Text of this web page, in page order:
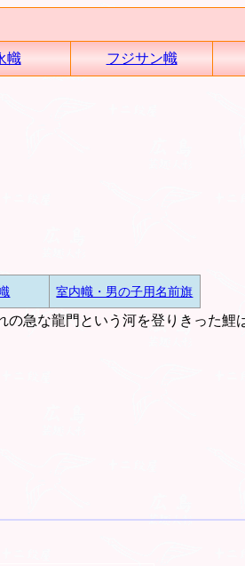
幟 フジサン幟
室内幟・男の子用名前旗
急な龍門という河を登りきった鯉